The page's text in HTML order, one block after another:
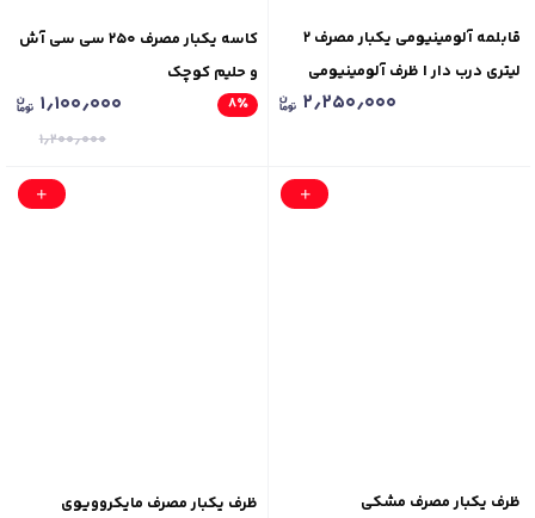
قابلمه آلومینیومی یکبار مصرف ۲
لیتری درب دار | ظرف آلومینیومی
۲٫۲۵۰٫۰۰۰
کاسه یکبار مصرف ۲۵۰ سی سی آش
و حلیم کوچک
۸٪ ۱٫۱۰۰٫۰۰۰
۱٫۲۰۰٫۰۰۰
ظرف یکبار مصرف مشکی
ظرف یکبار مصرف مایکروویوی